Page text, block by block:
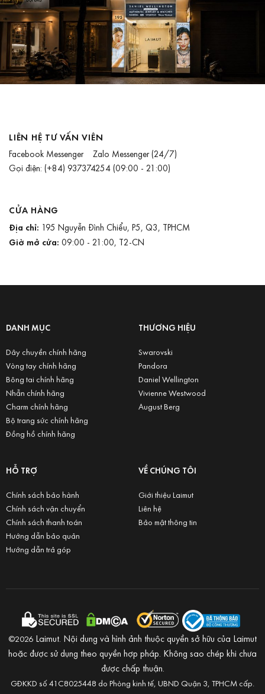
LIÊN HỆ TƯ VẤN VIÊN
Facebook Messenger Zalo Messenger(24/7)
Gọi điện: (+84) 937374254(09:00 - 21:00)
CỬA HÀNG
Địa chỉ: 195 Nguyễn Đình Chiểu, P5, Q3, TPHCM
Giờ mở cửa: 09:00 - 21:00, T2-CN
DANH MỤC
Dây chuyền chính hãng
Vòng tay chính hãng
Bông tai chính hãng
Nhẫn chính hãng
Charm chính hãng
Bộ trang sức chính hãng
Đồng hồ chính hãng
THƯƠNG HIỆU
Swarovski
Pandora
Daniel Wellington
Vivienne Westwood
August Berg
HỖ TRỢ
Chính sách bảo hành
Chính sách vận chuyển
Chính sách thanh toán
Hướng dẫn bảo quản
Hướng dẫn trả góp
VỀ CHÚNG TÔI
Giới thiệu Laimut
Liên hệ
Bảo mật thông tin
©2026 Laimut. Nội dung và hình ảnh thuộc quyền sở hữu của Laimut
hoặc được sử dụng theo quyền hợp pháp. Không sao chép khi chưa
được chấp thuận.
GĐKKD số 41C8025448 do Phòng kinh tế, UBND Quận 3, TPHCM cấp.